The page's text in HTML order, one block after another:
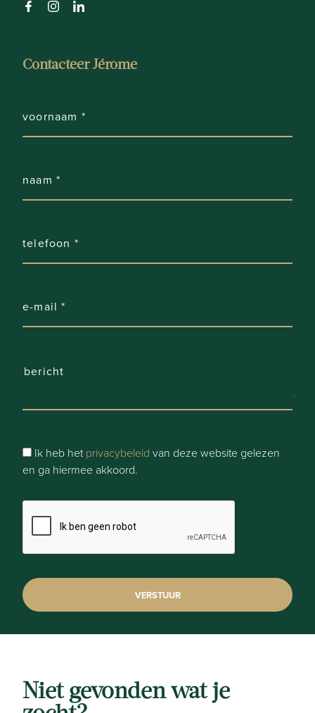
Contacteer Jérôme
Ik heb hetprivacybeleid van deze website gelezen
en ga hiermee akkoord.
Niet gevonden wat je